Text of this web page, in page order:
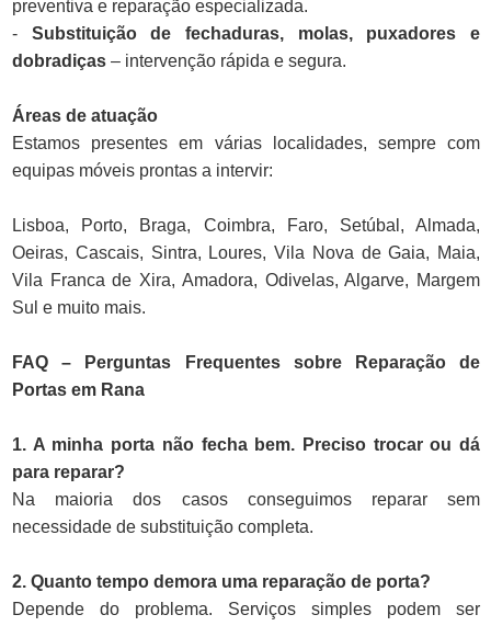
preventiva e reparação especializada.
- Substituição de fechaduras, molas, puxadores e
dobradiças – intervenção rápida e segura.
Áreas de atuação
Estamos presentes em várias localidades, sempre com
equipas móveis prontas a intervir:
Lisboa, Porto, Braga, Coimbra, Faro, Setúbal, Almada,
Oeiras, Cascais, Sintra, Loures, Vila Nova de Gaia, Maia,
Vila Franca de Xira, Amadora, Odivelas, Algarve, Margem
Sul e muito mais.
FAQ – Perguntas Frequentes sobre Reparação de
Portas em Rana
1. A minha porta não fecha bem. Preciso trocar ou dá
para reparar?
Na maioria dos casos conseguimos reparar sem
necessidade de substituição completa.
2. Quanto tempo demora uma reparação de porta?
Depende do problema. Serviços simples podem ser